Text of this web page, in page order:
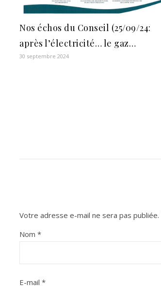
Nos échos du Conseil (25/09/24:
après l’électricité… le gaz…
30 septembre 2024
Votre adresse e-mail ne sera pas publiée.
Nom *
E-mail *